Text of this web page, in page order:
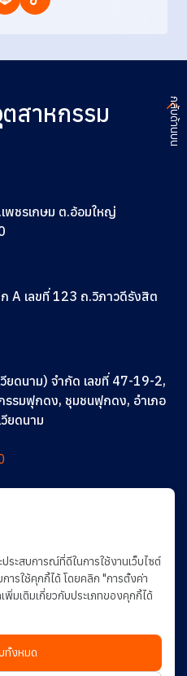
สาหกรรม
ชรเกษม ต.อ้อมใหญ่
A เลขที่ 123 ถ.วิภาวดีรังสิต
ยดนาม) จำกัด เลขที่ 47-19-2,
รมฟุกดง, ชุมชนฟุกดง, อำเภอ
ยดนาม
กลับด้านบน
ระสบการณ์ที่ดีในการใช้งานเว็บไซต์
รใช้คุกกี้ได้ โดยคลิก "การตั้งค่า
พิ่มเติมเกี่ยวกับประเภทของคุกกี้ได้
ทั้งหมด